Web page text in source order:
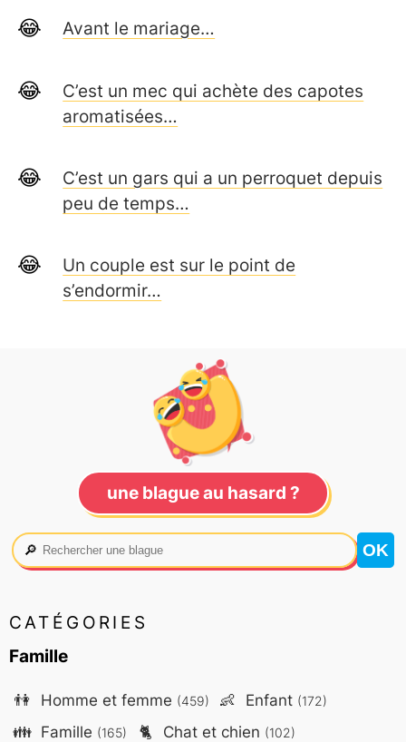
Avant le mariage…
C’est un mec qui achète des capotes
aromatisées…
C’est un gars qui a un perroquet depuis
peu de temps…
Un couple est sur le point de
s’endormir…
une blague au hasard ?
🔎
CATÉGORIES
Famille
👫 Homme et femme (459) 👶 Enfant (172)
👪 Famille (165) 🐈 Chat et chien (102)